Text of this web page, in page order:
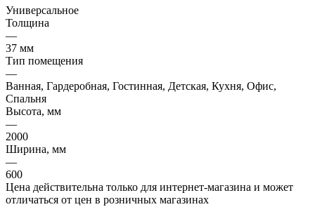
Универсальное
Толщина
—
37 мм
Тип помещения
—
Ванная, Гардеробная, Гостинная, Детская, Кухня, Офис,
Спальня
Высота, мм
—
2000
Ширина, мм
—
600
Цена действительна только для интернет-магазина и может
отличаться от цен в розничных магазинах